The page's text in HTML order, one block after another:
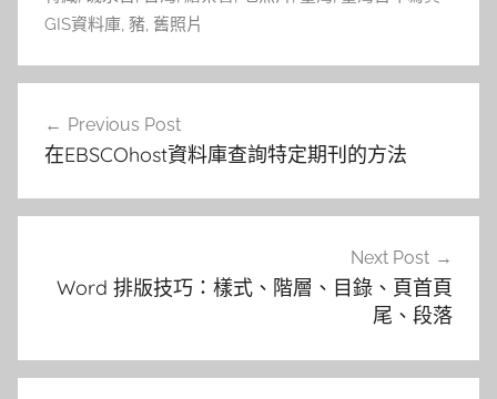
GIS資料庫, 豬, 舊照片
覽
Previous Post
在EBSCOhost資料庫查詢特定期刊的方法
Next Post
Word 排版技巧：樣式、階層、目錄、頁首頁
尾、段落